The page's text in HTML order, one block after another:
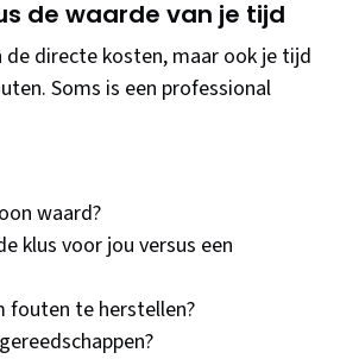
de waarde van je tijd
de directe kosten, maar ook je tijd
Soms is een professional
waard?
klus voor jou versus een
fouten te herstellen?